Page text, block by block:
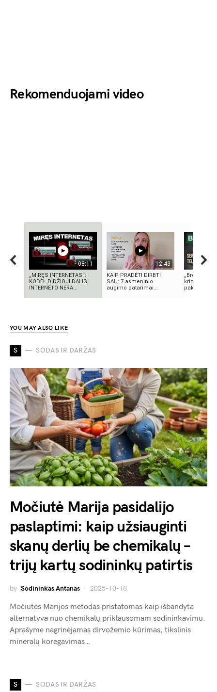
Rekomenduojami video
08:11
„MIRĘS INTERNETAS“:
KODĖL DIDŽIOJI DALIS
INTERNETO NĖRA...
12:43
KAIP PRADĖTI DIRBTI
SAU: 7 asmeninio
augimo patarimai...
„Bręstantis
kriminalinis
pakeitęs
YOU MAY ALSO LIKE
S SODAS IR DARŽAS
Močiutė Marija pasidalijo
paslaptimi: kaip užsiauginti
skanų derlių be chemikalų –
trijų kartų sodininkų patirtis
by Sodininkas Antanas 2025-10-18
Močiutės Marijos metodas pristatomas kaip išbandyta
alternatyva nuo chemikalų priklausomam sodininkavimu.
Aprašyme nagrinėjamas dirvožemio kūrimas, tikslinis
mineralų koregavimas…
S SODAS IR DARŽAS